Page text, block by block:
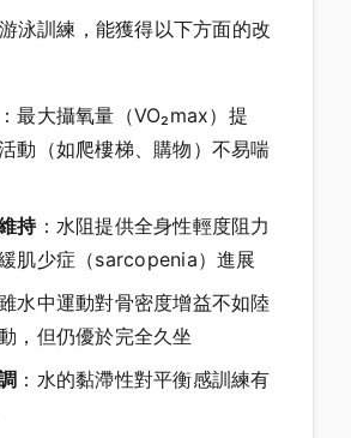
泳訓練，能獲得以下方面的改
：最大攝氧量（VO₂max）提
動（如爬樓梯、購物）不易喘
持：水阻提供全身性輕度阻力
肌少症（sarcopenia）進展
水中運動對骨密度增益不如陸
，但仍優於完全久坐
：水的黏滯性對平衡感訓練有